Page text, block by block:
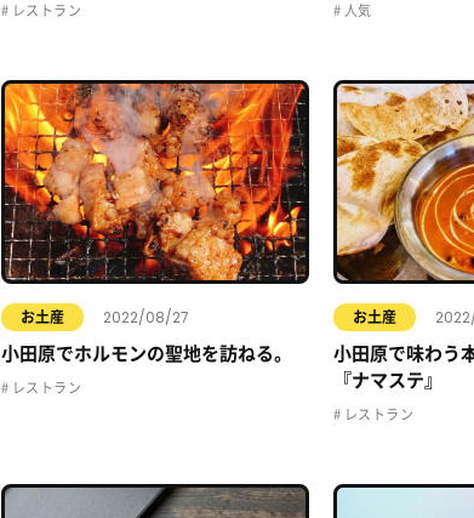
レストラン 人気
お土産 2022/08/27
小田原でホルモンの聖地を訪ねる。
レストラン
お土産
小田原で味わう
『ナマステ』
レストラン